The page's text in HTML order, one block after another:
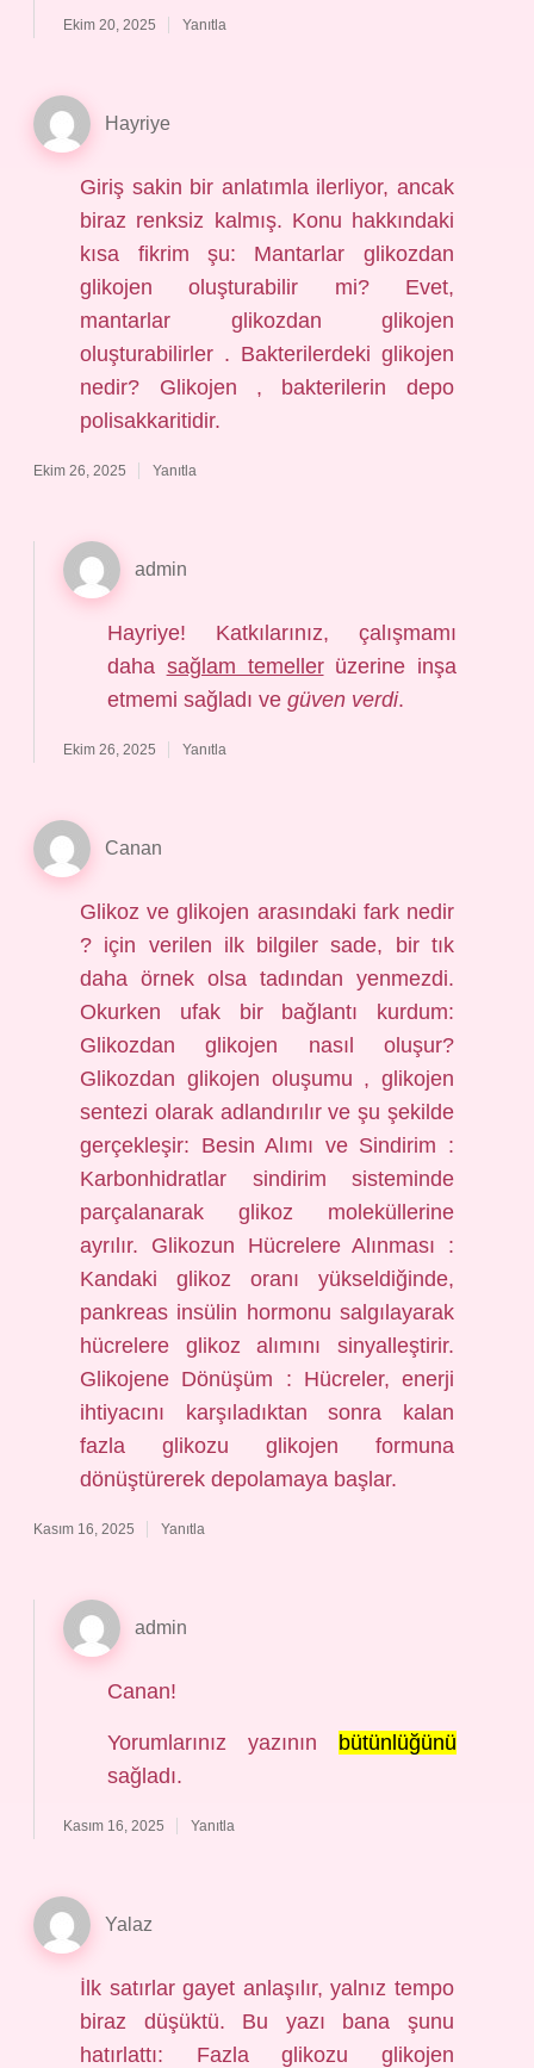
Ekim 20, 2025 Yanıtla
Hayriye
Giriş sakin bir anlatımla ilerliyor, ancak
biraz renksiz kalmış. Konu hakkındaki
kısa fikrim şu: Mantarlar glikozdan
glikojen oluşturabilir mi? Evet,
mantarlar glikozdan glikojen
oluşturabilirler . Bakterilerdeki glikojen
nedir? Glikojen , bakterilerin depo
polisakkaritidir.
Ekim 26, 2025 Yanıtla
admin
Hayriye! Katkılarınız, çalışmamı
daha sağlam temellerüzerine inşa
etmemi sağladı ve güven verdi.
Ekim 26, 2025 Yanıtla
Canan
Glikoz ve glikojen arasındaki fark nedir
? için verilen ilk bilgiler sade, bir tık
daha örnek olsa tadından yenmezdi.
Okurken ufak bir bağlantı kurdum:
Glikozdan glikojen nasıl oluşur?
Glikozdan glikojen oluşumu , glikojen
sentezi olarak adlandırılır ve şu şekilde
gerçekleşir: Besin Alımı ve Sindirim :
Karbonhidratlar sindirim sisteminde
parçalanarak glikoz moleküllerine
ayrılır. Glikozun Hücrelere Alınması :
Kandaki glikoz oranı yükseldiğinde,
pankreas insülin hormonu salgılayarak
hücrelere glikoz alımını sinyalleştirir.
Glikojene Dönüşüm : Hücreler, enerji
ihtiyacını karşıladıktan sonra kalan
fazla glikozu glikojen formuna
dönüştürerek depolamaya başlar.
Kasım 16, 2025 Yanıtla
admin
Canan!
Yorumlarınız yazının bütünlüğünü
sağladı.
Kasım 16, 2025 Yanıtla
Yalaz
İlk satırlar gayet anlaşılır, yalnız tempo
biraz düşüktü. Bu yazı bana şunu
hatırlattı: Fazla glikozu glikojen